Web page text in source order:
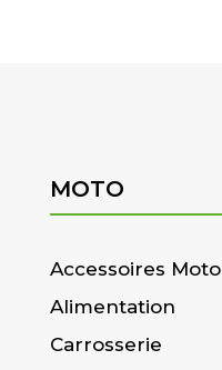
MOTO
Accessoires Moto
Alimentation
Carrosserie